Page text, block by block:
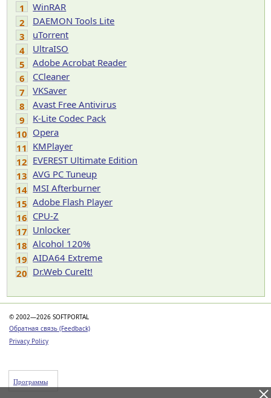
1
WinRAR
2
DAEMON Tools Lite
3
uTorrent
4
UltraISO
5
Adobe Acrobat Reader
6
CCleaner
7
VKSaver
8
Avast Free Antivirus
9
K-Lite Codec Pack
10 Opera
11 KMPlayer
12 EVEREST Ultimate Edition
13 AVG PC Tuneup
14 MSI Afterburner
15 Adobe Flash Player
16 CPU-Z
17 Unlocker
18 Alcohol 120%
19 AIDA64 Extreme
20 Dr.Web CureIt!
© 2002—2026 SOFTPORTAL
Обратная связь (Feedback)
Privacy Policy
Программы